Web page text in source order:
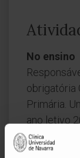
No ensino
obrigatória
Primária.
ano letivo